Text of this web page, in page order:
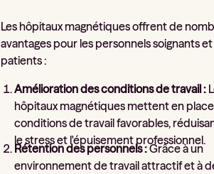
Les hôpitaux magnétiques offrent de
avantages pour les personnels soignants et
patients :
Amélioration des conditions de travail :
hôpitaux magnétiques mettent en
conditions de travail favorables,
le stress et l'épuisement professionnel.
Rétention des personnels :Grâce à un
environnement de travail attractif et à